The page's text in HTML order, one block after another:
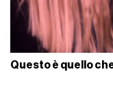
Questo è quello